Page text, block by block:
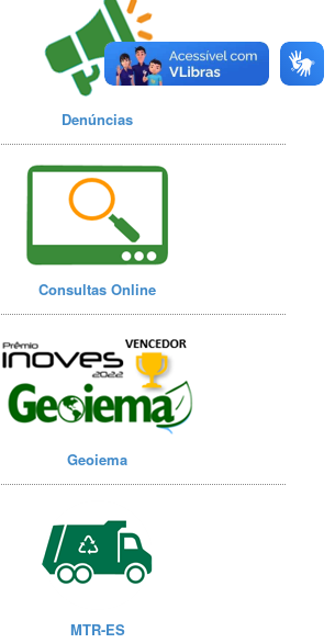
Denúncias
Consultas Online
Geoiema
MTR-ES